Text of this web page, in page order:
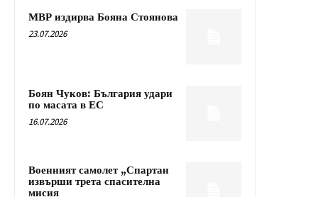
МВР издирва Бояна Стоянова
23.07.2026
Боян Чуков: България удари
по масата в ЕС
16.07.2026
Военният самолет „Спартан
извърши трета спасителна
мисия